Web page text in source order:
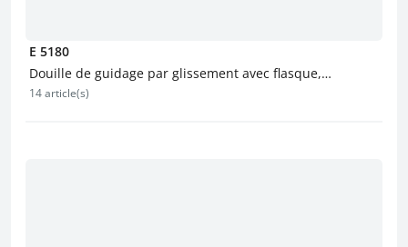
E 5180
Douille de guidage par glissement avec flasque,
revêtement bronze
14 article(s)